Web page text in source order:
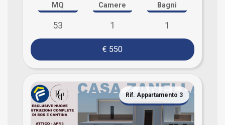
MQ
53
Camere
1
Bagni
1
€ 550
Rif. Appartamento 3